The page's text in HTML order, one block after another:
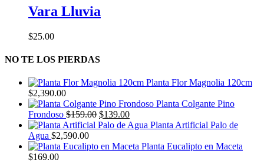
elegir
la
página
de
Vara Lluvia
$25.00
NO TE LOS PIERDAS
Planta Flor Magnolia 120cm
$2,390.00
Planta Colgante Pino
Frondoso $159.00 El
precio
era:
$139.00El
precio
es:
Planta Artificial Palo de
Agua $2,590.00
Planta Eucalipto en Maceta
$169.00